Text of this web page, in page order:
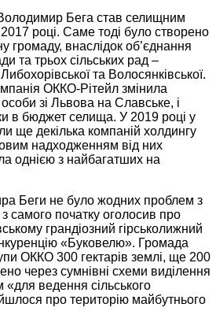
Бега став селищним
році. Саме тоді було створено
громаду, внаслідок об’єднання
та трьох сільських рад –
та Волосянківської.
ОККО-Рітейл змінила
зі Львова на Славське, і
в бюджет селища. У 2019 році у
ще декілька компаній холдингу
надходженням від них
однією з найбагатших на
Беги не було жодних проблем з
самого початку оголосив про
грандіозний гірськолижний
«Буковелю». Громада
ОККО 300 гектарів землі, ще 200
через сумнівні схеми виділення
ведення сільського
про територію майбутнього